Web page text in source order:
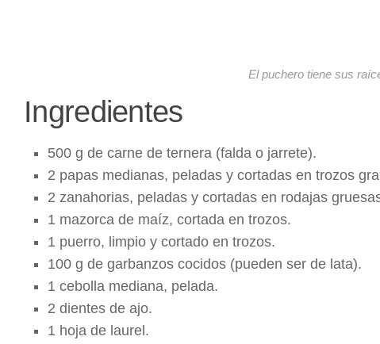
El puchero tiene sus
Ingredientes
500 g de carne de ternera (falda o jarrete).
2 papas medianas, peladas y cortadas en trozos
2 zanahorias, peladas y cortadas en rodajas
1 mazorca de maíz, cortada en trozos.
1 puerro, limpio y cortado en trozos.
100 g de garbanzos cocidos (pueden ser de lata).
1 cebolla mediana, pelada.
2 dientes de ajo.
1 hoja de laurel.